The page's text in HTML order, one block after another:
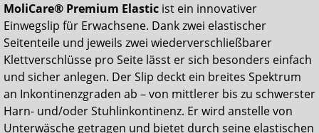
MoliCare® Premium Elastic ist ein innovativer
Einwegslip für Erwachsene. Dank zwei elastischer
Seitenteile und jeweils zwei wiederverschließbarer
Klettverschlüsse pro Seite lässt er sich besonders einfach
und sicher anlegen. Der Slip deckt ein breites Spektrum
an Inkontinenzgraden ab – von mittlerer bis zu schwerster
Harn- und/oder Stuhlinkontinenz. Er wird anstelle von
Unterwäsche getragen und bietet durch seine elastischen